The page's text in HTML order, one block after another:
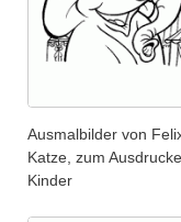
Ausmalbilder von
Katze, zum
Kinder